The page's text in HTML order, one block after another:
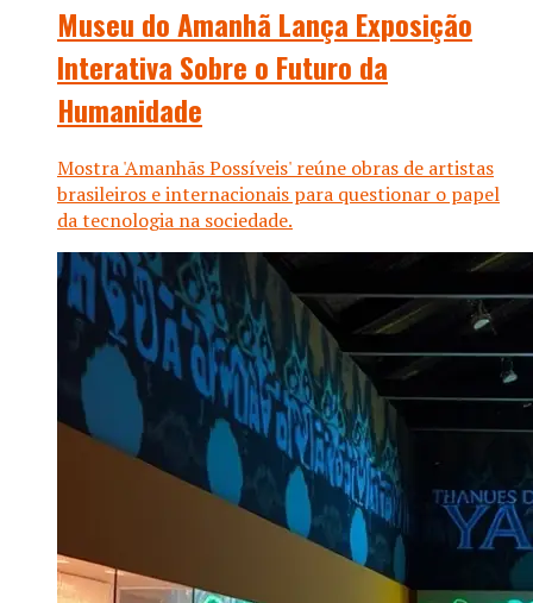
Museu do Amanhã Lança Exposição
Interativa Sobre o Futuro da
Humanidade
Mostra 'Amanhãs Possíveis' reúne obras de artistas
brasileiros e internacionais para questionar o papel
da tecnologia na sociedade.